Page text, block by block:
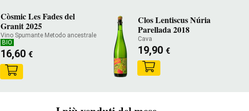
Còsmic Les Fades del
Granit 2025
Vino Spumante Metodo ancestrale
BIO
16,60 €
Clos Lentiscus Núria
Parellada 2018
Cava
19,90 €